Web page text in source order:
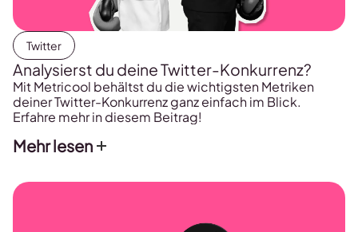
Twitter
Analysierst du deine Twitter-Konkurrenz?
Mit Metricool behältst du die wichtigsten Metriken
deiner Twitter-Konkurrenz ganz einfach im Blick.
Erfahre mehr in diesem Beitrag!
Mehr lesen